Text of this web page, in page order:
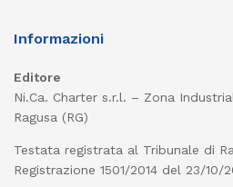
Informazioni
Editore
Ni.Ca. Charter s.r.l. – Zona
Ragusa (RG)
Testata registrata al Tribunale di
Registrazione 1501/2014 del 23/10/